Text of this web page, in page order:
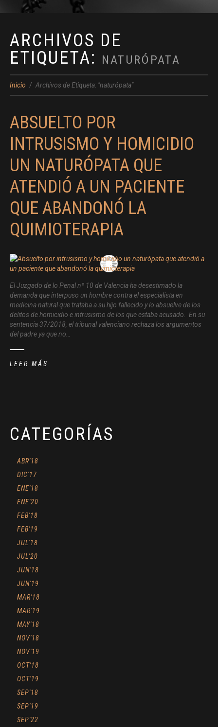
ARCHIVOS DE
ETIQUETA:
NATURÓPATA
Inicio Archivos de Etiqueta: "naturópata"
ABSUELTO POR
INTRUSISMO Y HOMICIDIO
UN NATURÓPATA QUE
ATENDIÓ A UN PACIENTE
QUE ABANDONÓ LA
QUIMIOTERAPIA
El Juzgado de lo Penal nº 10 de Valencia ha desestimado la
demanda que interpuso un hombre contra el especialista en
medicina natural que trataba a su hijo fallecido y lo absuelve de los
delitos de homicidio e intrusismo de los que estaba acusado. En su
sentencia 37/2018, el tribunal valenciano rechaza los argumentos
del padre ya que no…
LEER MÁS
CATEGORÍAS
ABR'18
DIC'17
ENE'18
ENE'20
FEB'18
FEB'19
JUL'18
JUL'20
JUN'18
JUN'19
MAR'18
MAR'19
MAY'18
NOV'18
NOV'19
OCT'18
OCT'19
SEP'18
SEP'19
SEP'22